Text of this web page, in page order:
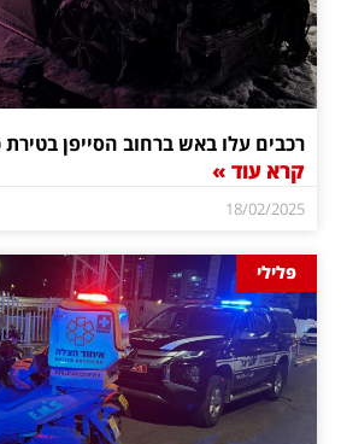
רכבים עלו באש ברחוב הסייפן
קרא עוד »
18/02/2025
פלילי